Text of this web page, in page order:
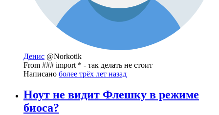
Денис @Norkotik
From ### import * - так делать не стоит
Написано более трёх лет назад
Ноут не видит Флешку в режиме
биоса?